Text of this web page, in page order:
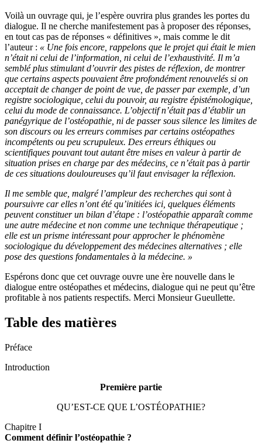
Voilà un ouvrage qui, je l’espère ouvrira plus grandes les portes du
dialogue. Il ne cherche manifestement pas à proposer des réponses,
en tout cas pas de réponses « définitives », mais comme le dit
l’auteur : « Une fois encore, rappelons que le projet qui était le mien
n’était ni celui de l’information, ni celui de l’exhaustivité. Il m’a
semblé plus stimulant d’ouvrir des pistes de réflexion, de montrer
que certains aspects pouvaient être profondément renouvelés si on
acceptait de changer de point de vue, de passer par exemple, d’un
registre sociologique, celui du pouvoir, au registre épistémologique,
celui du mode de connaissance. L’objectif n’était pas d’établir un
panégyrique de l’ostéopathie, ni de passer sous silence les limites de
son discours ou les erreurs commises par certains ostéopathes
incompétents ou peu scrupuleux. Des erreurs éthiques ou
scientifiques pouvant tout autant être mises en valeur à partir de
situation prises en charge par des médecins, ce n’était pas à partir
de ces situations douloureuses qu’il faut envisager la réflexion.
Il me semble que, malgré l’ampleur des recherches qui sont à
poursuivre car elles n’ont été qu’initiées ici, quelques éléments
peuvent constituer un bilan d’étape : l’ostéopathie apparaît comme
une autre médecine et non comme une technique thérapeutique ;
elle est un prisme intéressant pour approcher le phénomène
sociologique du développement des médecines alternatives ; elle
pose des questions fondamentales à la médecine. »
Espérons donc que cet ouvrage ouvre une ère nouvelle dans le
dialogue entre ostéopathes et médecins, dialogue qui ne peut qu’être
profitable à nos patients respectifs. Merci Monsieur Gueullette.
Table des matières
Préface
Introduction
Première partie
QU’EST-CE QUE L’OSTÉOPATHIE?
Chapitre I
Comment définir l’ostéopathie ?